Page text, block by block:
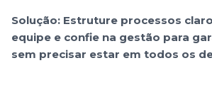
Solução: Estruture processos
equipe e confie na gestão para
sem precisar estar em todos os